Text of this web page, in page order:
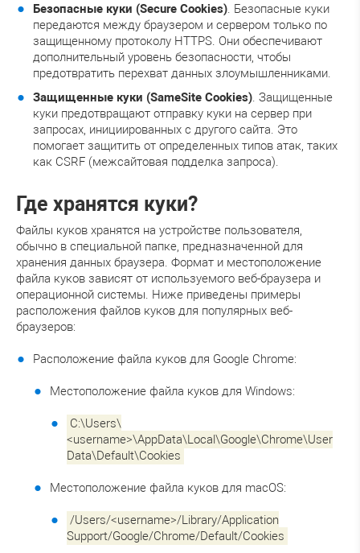
Безопасные куки (Secure Cookies). Безопасные куки
передаются между браузером и сервером только по
защищенному протоколу HTTPS. Они обеспечивают
дополнительный уровень безопасности, чтобы
предотвратить перехват данных злоумышленниками.
Защищенные куки (SameSite Cookies). Защищенные
куки предотвращают отправку куки на сервер при
запросах, инициированных с другого сайта. Это
помогает защитить от определенных типов атак, таких
как CSRF (межсайтовая подделка запроса).
Где хранятся куки?
Файлы куков хранятся на устройстве пользователя,
обычно в специальной папке, предназначенной для
хранения данных браузера. Формат и местоположение
файла куков зависят от используемого веб-браузера и
операционной системы. Ниже приведены примеры
расположения файлов куков для популярных веб-
браузеров:
Расположение файла куков для Google Chrome:
Местоположение файла куков для Windows:
C:\Users\
<username>\AppData\Local\Google\Chrome\User
Data\Default\Cookies
Местоположение файла куков для macOS:
/Users/<username>/Library/Application
Support/Google/Chrome/Default/Cookies